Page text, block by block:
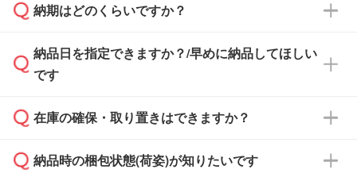
どの場合は、月末締め翌月末払いに対応可能で
また、卒業・卒園記念品で対策委員会や個人様
校や幼稚園・保育園であれば、同様の条件でご
ご希望の際は担当スタッフまでお気軽にご相談
ください。
納品書・領収書は ご依頼をいただいた場合の
ず、通常はPDFデータをメール添付でお送りし
ます。
たは注文フォームの『ご注文に関する備考欄』
納期はどのくらいですか？
・印刷する場合(500個程度)
ご入金、イメージ画像の校了から約2週間～2
ご入金確認後、1～2営業日で出荷いたしま
納品日を指定できますか？/早めに納品してほしい
です
ご希望の納期がある場合は、お問い合わせ・お
い。
在庫の確保・取り置きはできますか？
ご入金確認後に在庫を確保し、注文確定のご連
納品時の梱包状態(荷姿)が知りたいです